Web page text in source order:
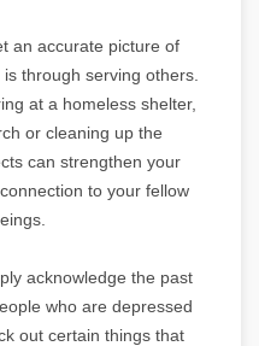
an accurate picture of
through serving others.
at a homeless shelter,
or cleaning up the
can strengthen your
to your fellow
acknowledge the past
who are depressed
out certain things that